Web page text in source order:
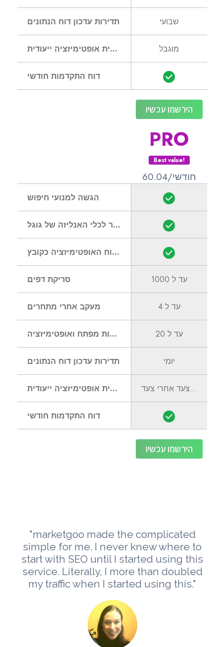
תדירות עדכון דוח הנתונים
תכנית אופטימיזציה ייעודית
דוח התקדמות חודשי
שבועי
מוגבל
הירשמו עכשיו
הגשה למנועי חיפוש
חיבור לכלי האנליזה של גוגל
הורדת דוח האופטימיזציה כקובץ PDF
סריקת דפים
מעקב אחרי מתחרים
מעקב אחרי מילות מפתח ואופטימיזציה
תדירות עדכון דוח הנתונים
תכנית אופטימיזציה ייעודית
דוח התקדמות חודשי
PRO
Best value!
60.04/חודשי
עד ל 1000
עד ל 4
עד ל 20
יומי
עם מדריך מפורט צעד אחרי צעד
הירשמו עכשיו
"marketgoo made the complicated
simple for me. I never knew where to
start with SEO until I started using this
service. Literally, I more than doubled
my traffic when I started using this."